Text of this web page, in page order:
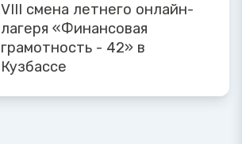
VIII смена летнего онлайн-
лагеря «Финансовая
грамотность - 42» в
Кузбассе